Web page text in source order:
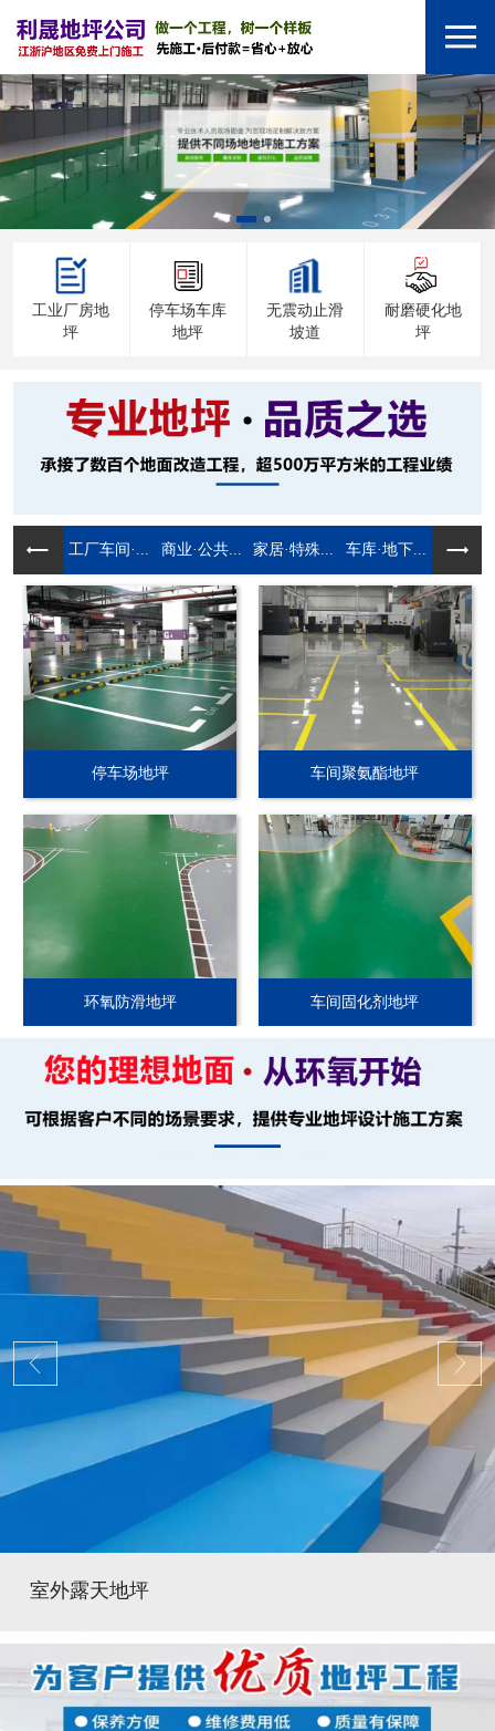
工业厂房地
坪
停车场车库
地坪
无震动止滑
坡道
耐磨硬化地
坪
工厂车间·... 商业·公共... 家居·特殊... 车库·地下...
停车场地坪 车间聚氨酯地坪
环氧防滑地坪 车间固化剂地坪
室外露天地坪